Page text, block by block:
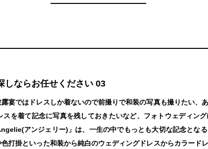
しならお任せください 03
宴ではドレスしか着ないので前撮りで和装の写真も撮りたい、
を着て記念に写真を残しておきたいなど、フォトウェディン
アンジェリー)」は、一生の中でもっとも大切な記念とな
打掛といった和装から純白のウェディングドレスからカラード